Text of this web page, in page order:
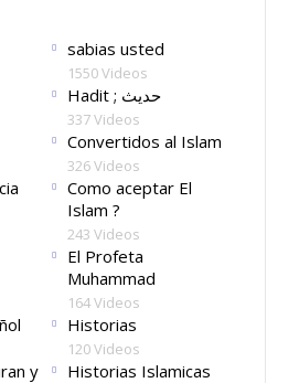
sabias usted
1550 Videos
Hadit ; حديث
337 Videos
Convertidos al Islam
326 Videos
Como aceptar El
Islam ?
243 Videos
El Profeta
Muhammad
164 Videos
Historias
120 Videos
y
Historias Islamicas